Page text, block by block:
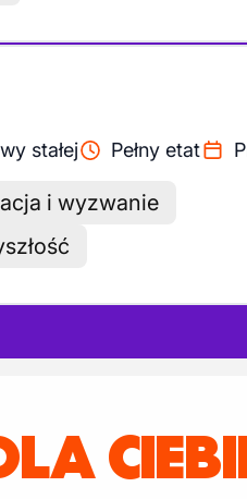
stałej Pełny etat
i wyzwanie